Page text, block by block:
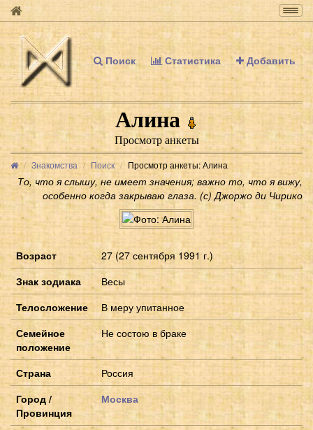
Поиск Статистика Добавить
Алина
Просмотр анкеты
Знакомства Поиск Просмотр анкеты: Алина
То, что я слышу, не имеет значения; важно то, что я вижу,
особенно когда закрываю глаза. (с) Джоржо ди Чирико
Возраст
27 (27 сентября 1991 г.)
Знак зодиака
Весы
Телосложение
В меру упитанное
Семейное
положение
Не состою в браке
Страна
Россия
Город /
Провинция
Москва